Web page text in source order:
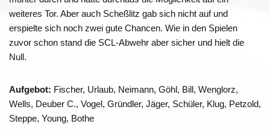
weiteres Tor. Aber auch Scheßlitz gab sich nicht auf und
erspielte sich noch zwei gute Chancen. Wie in den Spielen
zuvor schon stand die SCL-Abwehr aber sicher und hielt die
Null.
Aufgebot: Fischer, Urlaub, Neimann, Göhl, Bill, Wenglorz,
Wells, Deuber C., Vogel, Gründler, Jäger, Schüler, Klug, Petzold,
Steppe, Young, Bothe